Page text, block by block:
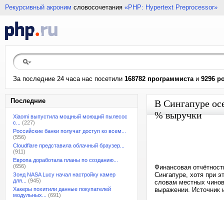
Рекурсивный акроним словосочетания «PHP: Hypertext Preprocessor»
За последние 24 часа нас посетили 168782 программистаи 9296
Последние
Xiaomi выпустила мощный моющий пылесос
с...
(227)
Российские банки получат доступ ко всем...
(556)
Cloudflare представила облачный браузер...
(911)
Европа доработала планы по созданию...
(656)
Зонд NASA Lucy начал настройку камер
для...
(945)
Хакеры похитили данные покупателей
модульных...
(691)
В Сингапуре
% выручки
Финансовая
Сингапуре, хотя при
словам местных
выражении. Источник